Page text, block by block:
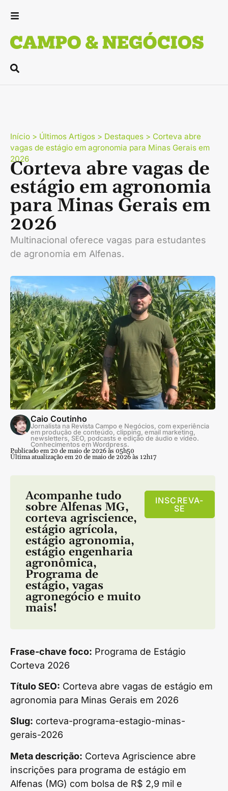
Início > Últimos Artigos > Destaques > Corteva abre
vagas de estágio em agronomia para Minas Gerais em
2026
Corteva abre vagas de
estágio em agronomia
para Minas Gerais em
2026
Multinacional oferece vagas para estudantes
de agronomia em Alfenas.
Caio Coutinho
Jornalista na Revista Campo e Negócios, com experiência
em produção de conteúdo, clipping, email marketing,
newsletters, SEO, podcasts e edição de áudio e vídeo.
Conhecimentos em Wordpress.
Publicado em 20 de maio de 2026 às 05h50
Última atualização em 20 de maio de 2026 às 12h17
Acompanhe tudo
sobre Alfenas MG,
corteva agriscience,
estágio agrícola,
estágio agronomia,
estágio engenharia
agronômica,
Programa de
estágio,vagas
agronegócio e muito
mais!
INSCREVA-
SE
Frase-chave foco: Programa de Estágio
Corteva 2026
Título SEO: Corteva abre vagas de estágio em
agronomia para Minas Gerais em 2026
Slug: corteva-programa-estagio-minas-
gerais-2026
Meta descrição: Corteva Agriscience abre
inscrições para programa de estágio em
Alfenas (MG) com bolsa de R$ 2,9 mil e